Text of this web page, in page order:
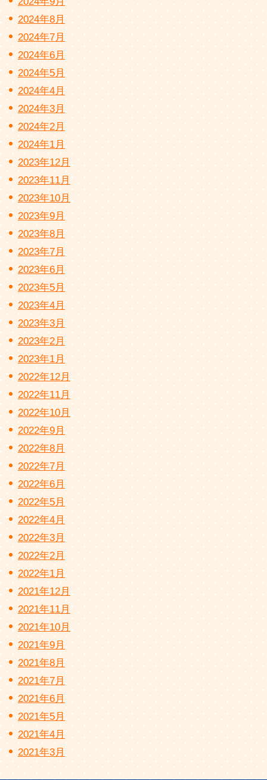
2024年8月
2024年7月
2024年6月
2024年5月
2024年4月
2024年3月
2024年2月
2024年1月
2023年12月
2023年11月
2023年10月
2023年9月
2023年8月
2023年7月
2023年6月
2023年5月
2023年4月
2023年3月
2023年2月
2023年1月
2022年12月
2022年11月
2022年10月
2022年9月
2022年8月
2022年7月
2022年6月
2022年5月
2022年4月
2022年3月
2022年2月
2022年1月
2021年12月
2021年11月
2021年10月
2021年9月
2021年8月
2021年7月
2021年6月
2021年5月
2021年4月
2021年3月